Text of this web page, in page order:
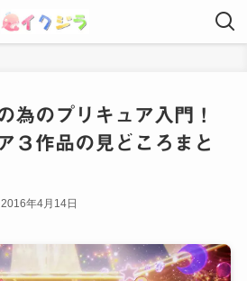
為のプリキュア入門！
３作品の見どころまと
2016年4月14日